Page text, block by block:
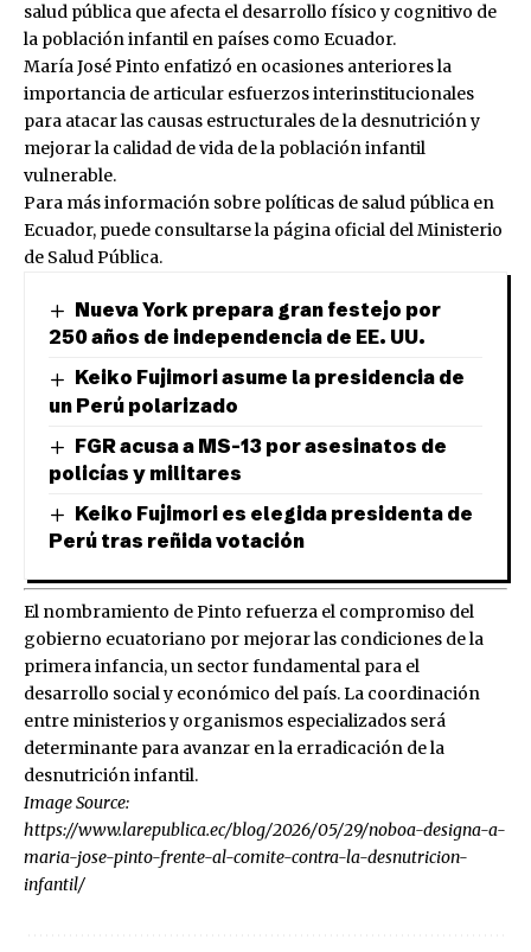
salud pública que afecta el desarrollo físico y cognitivo de
la población infantil en países como Ecuador.
María José Pinto enfatizó en ocasiones anteriores la
importancia de articular esfuerzos interinstitucionales
para atacar las causas estructurales de la desnutrición y
mejorar la calidad de vida de la población infantil
vulnerable.
Para más información sobre políticas de salud pública en
Ecuador, puede consultarse la página oficial delMinisterio
de Salud Pública.
Nueva York prepara gran festejo por
250 años de independencia de EE. UU.
Keiko Fujimori asume la presidencia de
un Perú polarizado
FGR acusa a MS-13 por asesinatos de
policías y militares
Keiko Fujimori es elegida presidenta de
Perú tras reñida votación
El nombramiento de Pinto refuerza el compromiso del
gobierno ecuatoriano por mejorar las condiciones de la
primera infancia, un sector fundamental para el
desarrollo social y económico del país. La coordinación
entre ministerios y organismos especializados será
determinante para avanzar en la erradicación de la
desnutrición infantil.
Image Source:
https://www.larepublica.ec/blog/2026/05/29/noboa-designa-a-
maria-jose-pinto-frente-al-comite-contra-la-desnutricion-
infantil/